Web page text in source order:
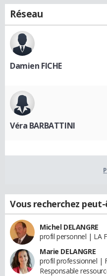
Réseau
Damien FICHE
Véra BARBATTINI
Vous recherchez
Michel DELANGRE
profil personnel | LA
Marie DELANGRE
profil professionnel |
Responsable